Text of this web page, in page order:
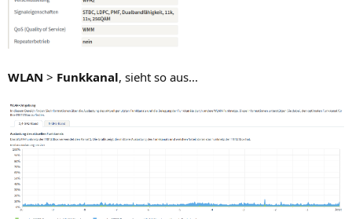
WLAN > Funkkanal, sieht so aus...